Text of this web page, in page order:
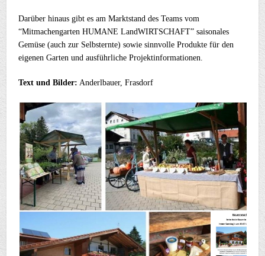
Darüber hinaus gibt es am Marktstand des Teams vom
“Mitmachengarten HUMANE LandWIRTSCHAFT” saisonales
Gemüse (auch zur Selbsternte) sowie sinnvolle Produkte für den
eigenen Garten und ausführliche Projektinformationen.
Text und Bilder: Anderlbauer, Frasdorf